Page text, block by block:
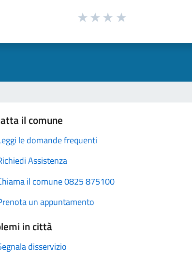
il comune
le domande frequenti
Assistenza
il comune 0825 875100
un appuntamento
in città
disservizio